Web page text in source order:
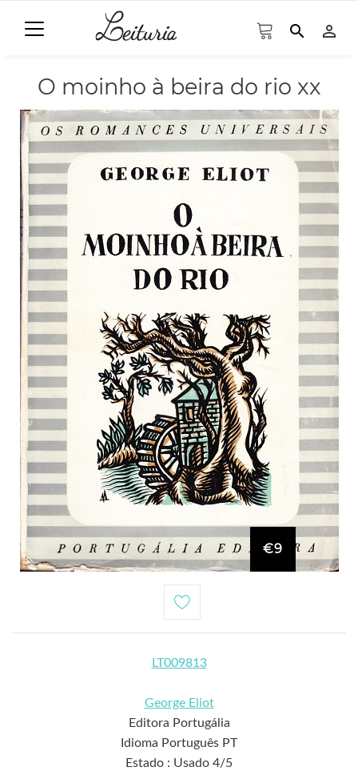
search person_outline
O moinho à beira do rio xx
€9
LT009813
George Eliot
Editora Portugália
Idioma Português PT
Estado : Usado 4/5